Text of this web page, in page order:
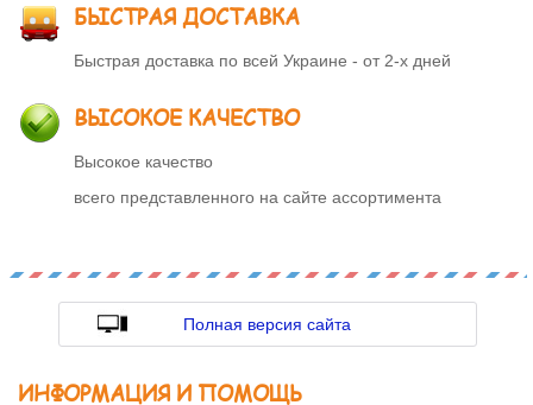
БЫСТРАЯ ДОСТАВКА
Быстрая доставка по всей Украине - от 2-х дней
ВЫСОКОЕ КАЧЕСТВО
Высокое качество
всего представленного на сайте ассортимента
Полная версия сайта
ИНФОРМАЦИЯ И ПОМОЩЬ